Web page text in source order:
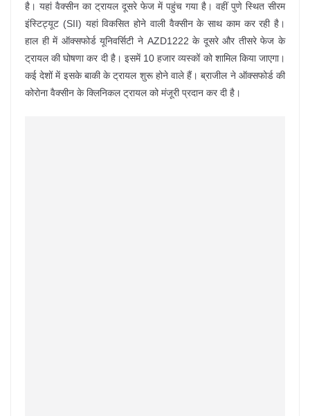
है। यहां वैक्सीन का ट्रायल दूसरे फेज में पहुंच गया है। वहीं पुणे स्थित सीरम
इंस्टिट्यूट (SII) यहां विकसित होने वाली वैक्सीन के साथ काम कर रही है।
हाल ही में ऑक्सफोर्ड यूनिवर्सिटी ने AZD1222 के दूसरे और तीसरे फेज के
ट्रायल की घोषणा कर दी है। इसमें 10 हजार व्यस्कों को शामिल किया जाएगा।
कई देशों में इसके बाकी के ट्रायल शुरू होने वाले हैं। ब्राजील ने ऑक्सफोर्ड की
कोरोना वैक्सीन के क्लिनिकल ट्रायल को मंजूरी प्रदान कर दी है।